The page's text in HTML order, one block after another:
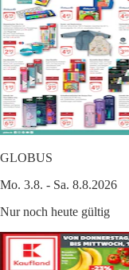
GLOBUS
Mo. 3.8. - Sa. 8.8.2026
Nur noch heute gültig